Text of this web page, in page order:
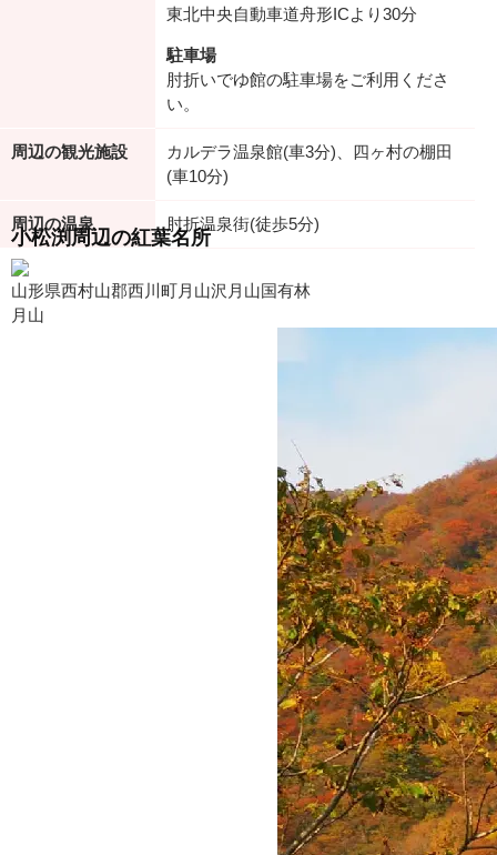
東北中央自動車道舟形ICより30分
駐車場
肘折いでゆ館の駐車場をご利用くださ
い。
周辺の観光施設
カルデラ温泉館(車3分)、四ヶ村の棚田
(車10分)
周辺の温泉 肘折温泉街(徒歩5分)
小松渕周辺の紅葉名所
山形県西村山郡西川町月山沢月山国有林
月山